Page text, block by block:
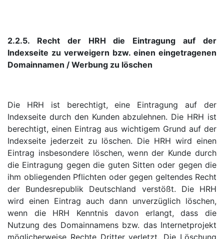
2.2.5. Recht der HRH die Eintragung auf der
Indexseite zu verweigern bzw. einen eingetragenen
Domainnamen / Werbung zu löschen
Die HRH ist berechtigt, eine Eintragung auf der
Indexseite durch den Kunden abzulehnen. Die HRH ist
berechtigt, einen Eintrag aus wichtigem Grund auf der
Indexseite jederzeit zu löschen. Die HRH wird einen
Eintrag insbesondere löschen, wenn der Kunde durch
die Eintragung gegen die guten Sitten oder gegen die
ihm obliegenden Pflichten oder gegen geltendes Recht
der Bundesrepublik Deutschland verstößt. Die HRH
wird einen Eintrag auch dann unverzüglich löschen,
wenn die HRH Kenntnis davon erlangt, dass die
Nutzung des Domainnamens bzw. das Internetprojekt
möglicherweise Rechte Dritter verletzt. Die Löschung